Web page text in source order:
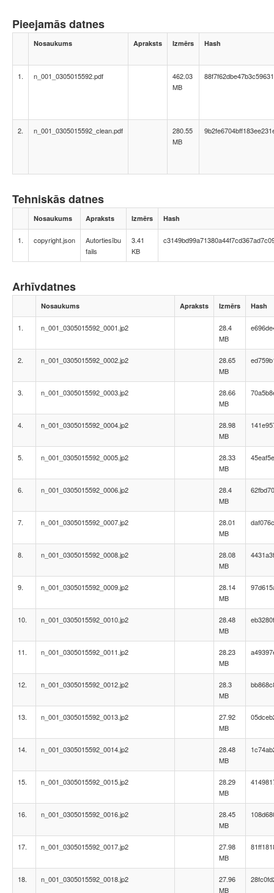
Pieejamās datnes
Nosaukums Apraksts Izmērs Hash
1. n_001_0305015592.pdf
462.03
MB
2. n_001_0305015592_clean.pdf
280.55
MB
Tehniskās datnes
Nosaukums Apraksts Izmērs Hash
1. copyright.json
Autortiesību
fails
3.41
KB
Arhīvdatnes
Nosaukums Apraksts Izmērs Hash
1. n_001_0305015592_0001.jp2
28.4
MB
2. n_001_0305015592_0002.jp2
28.65
MB
3. n_001_0305015592_0003.jp2
28.66
MB
4. n_001_0305015592_0004.jp2
28.98
MB
5. n_001_0305015592_0005.jp2
28.33
MB
6. n_001_0305015592_0006.jp2
28.4
MB
7. n_001_0305015592_0007.jp2
28.01
MB
8. n_001_0305015592_0008.jp2
28.08
MB
9. n_001_0305015592_0009.jp2
28.14
MB
10. n_001_0305015592_0010.jp2
28.48
MB
11. n_001_0305015592_0011.jp2
28.23
MB
12. n_001_0305015592_0012.jp2
28.3
MB
13. n_001_0305015592_0013.jp2
27.92
MB
14. n_001_0305015592_0014.jp2
28.48
MB
15. n_001_0305015592_0015.jp2
28.29
MB
16. n_001_0305015592_0016.jp2
28.45
MB
17. n_001_0305015592_0017.jp2
27.98
MB
18. n_001_0305015592_0018.jp2
27.96
MB